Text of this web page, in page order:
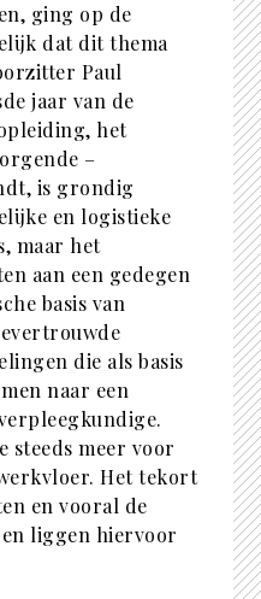
ging op de
dat dit thema
Paul
jaar van de
het
–
is grondig
en logistieke
maar het
aan een gedegen
basis van
die als basis
naar een
steeds meer voor
Het tekort
en vooral de
liggen hiervoor